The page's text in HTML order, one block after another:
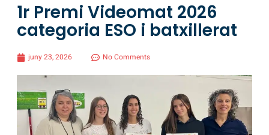
1r Premi Videomat 2026
categoria ESO i batxillerat
juny 23, 2026 No Comments